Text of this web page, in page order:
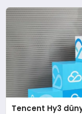
Tencent Hy3